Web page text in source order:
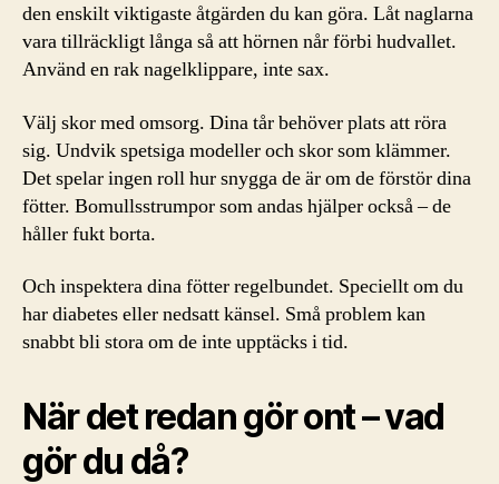
den enskilt viktigaste åtgärden du kan göra. Låt naglarna
vara tillräckligt långa så att hörnen når förbi hudvallet.
Använd en rak nagelklippare, inte sax.
Välj skor med omsorg. Dina tår behöver plats att röra
sig. Undvik spetsiga modeller och skor som klämmer.
Det spelar ingen roll hur snygga de är om de förstör dina
fötter. Bomullsstrumpor som andas hjälper också – de
håller fukt borta.
Och inspektera dina fötter regelbundet. Speciellt om du
har diabetes eller nedsatt känsel. Små problem kan
snabbt bli stora om de inte upptäcks i tid.
När det redan gör ont – vad
gör du då?